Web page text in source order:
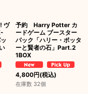
ヴ
予約 Harry Potter カ
ードゲーム ブースター
パック「ハリー・ポッタ
ーと賢者の石」Part.2
1BOX
4,800円(税込)
在庫数 32個